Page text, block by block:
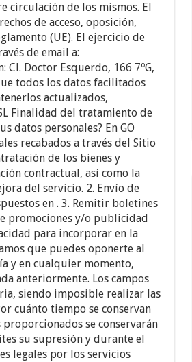
circulación de los mismos. El
de acceso, oposición,
(UE). El ejercicio de
de email a:
Doctor Esquerdo, 166 7ºG,
todos los datos facilitados
actualizados,
Finalidad del tratamiento de
datos personales? En GO
recabados a través del Sitio
de los bienes y
contractual, así como la
del servicio. 2. Envío de
en . 3. Remitir boletines
promociones y/o publicidad
para incorporar en la
que puedes oponerte al
y en cualquier momento,
anteriormente. Los campos
siendo imposible realizar las
cuánto tiempo se conservan
se conservarán
su supresión y durante el
legales por los servicios